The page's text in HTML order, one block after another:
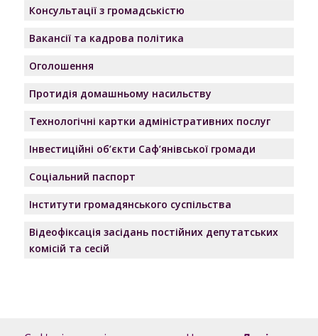
Консультації з громадськістю
Вакансії та кадрова політика
Оголошення
Протидія домашньому насильству
Технологічні картки адміністративних послуг
Інвестиційні об’єкти Саф’янівської громади
Соціальний паспорт
Інститути громадянського суспільства
Відеофіксація засідань постійних депутатських
комісій та сесій